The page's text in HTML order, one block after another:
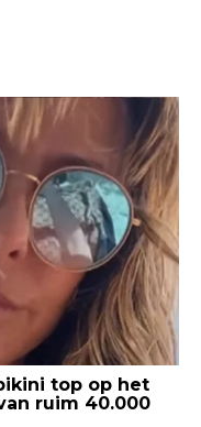
top op het
ruim 40.000